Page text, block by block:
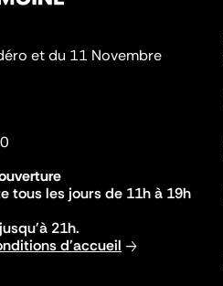
et du 11 Novembre
tous les jours de 11h à 19h
21h.
d'accueil